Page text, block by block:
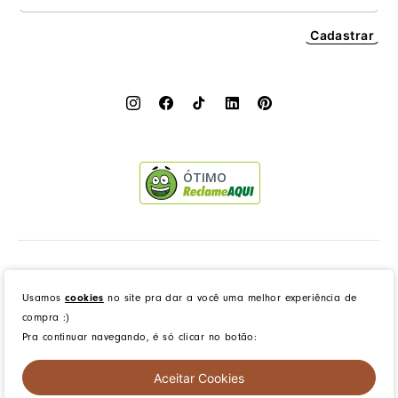
Usamos cookies no site pra dar a você uma melhor experiência de
compra :)
Pra continuar navegando, é só clicar no botão:
Aceitar Cookies
Cadastrar
ÓTIMO
created byCommerceGrowth| powered by